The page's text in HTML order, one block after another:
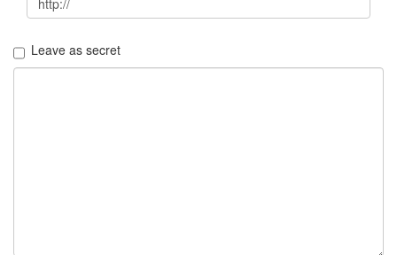
Leave as secret
Find!
Categories